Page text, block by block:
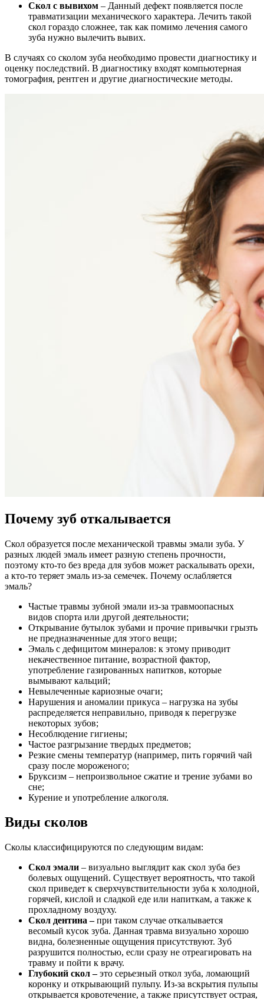
Скол с вывихом – Данный дефект появляется после
травматизации механического характера. Лечить такой
скол гораздо сложнее, так как помимо лечения самого
зуба нужно вылечить вывих.
В случаях со сколом зуба необходимо провести диагностику и
оценку последствий. В диагностику входят компьютерная
томография, рентген и другие диагностические методы.
Почему зуб откалывается
Скол образуется после механической травмы эмали зуба. У
разных людей эмаль имеет разную степень прочности,
поэтому кто-то без вреда для зубов может раскалывать орехи,
а кто-то теряет эмаль из-за семечек. Почему ослабляется
эмаль?
Частые травмы зубной эмали из-за травмоопасных
видов спорта или другой деятельности;
Открывание бутылок зубами и прочие привычки грызть
не предназначенные для этого вещи;
Эмаль с дефицитом минералов: к этому приводит
некачественное питание, возрастной фактор,
употребление газированных напитков, которые
вымывают кальций;
Невылеченные кариозные очаги;
Нарушения и аномалии прикуса – нагрузка на зубы
распределяется неправильно, приводя к перегрузке
некоторых зубов;
Несоблюдение гигиены;
Частое разгрызание твердых предметов;
Резкие смены температур (например, пить горячий чай
сразу после мороженого;
Бруксизм – непроизвольное сжатие и трение зубами во
сне;
Курение и употребление алкоголя.
Виды сколов
Сколы классифицируются по следующим видам:
Скол эмали – визуально выглядит как скол зуба без
болевых ощущений. Существует вероятность, что такой
скол приведет к сверхчувствительности зуба к холодной,
горячей, кислой и сладкой еде или напиткам, а также к
прохладному воздуху.
Скол дентина –при таком случае откалывается
весомый кусок зуба. Данная травма визуально хорошо
видна, болезненные ощущения присутствуют. Зуб
разрушится полностью, если сразу не отреагировать на
травму и пойти к врачу.
Глубокий скол –это серьезный откол зуба, ломающий
коронку и открывающий пульпу. Из-за вскрытия пульпы
открывается кровотечение, а также присутствует острая,